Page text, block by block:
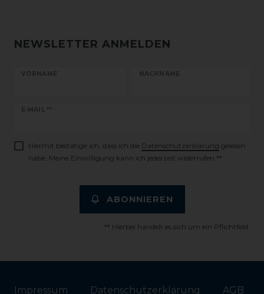
NEWSLETTER ANMELDEN
VORNAME NACHNAME
E-MAIL **
Newsletter
Hiermit bestätige ich, dass ich die Daten­schutz­erklärung gelesen
habe. Meine Einwilligung kann ich jederzeit widerrufen.**
ABONNIEREN
** Hierbei handelt es sich um ein Pflichtfeld.
Impressum Daten­schutz­erklärung AGB